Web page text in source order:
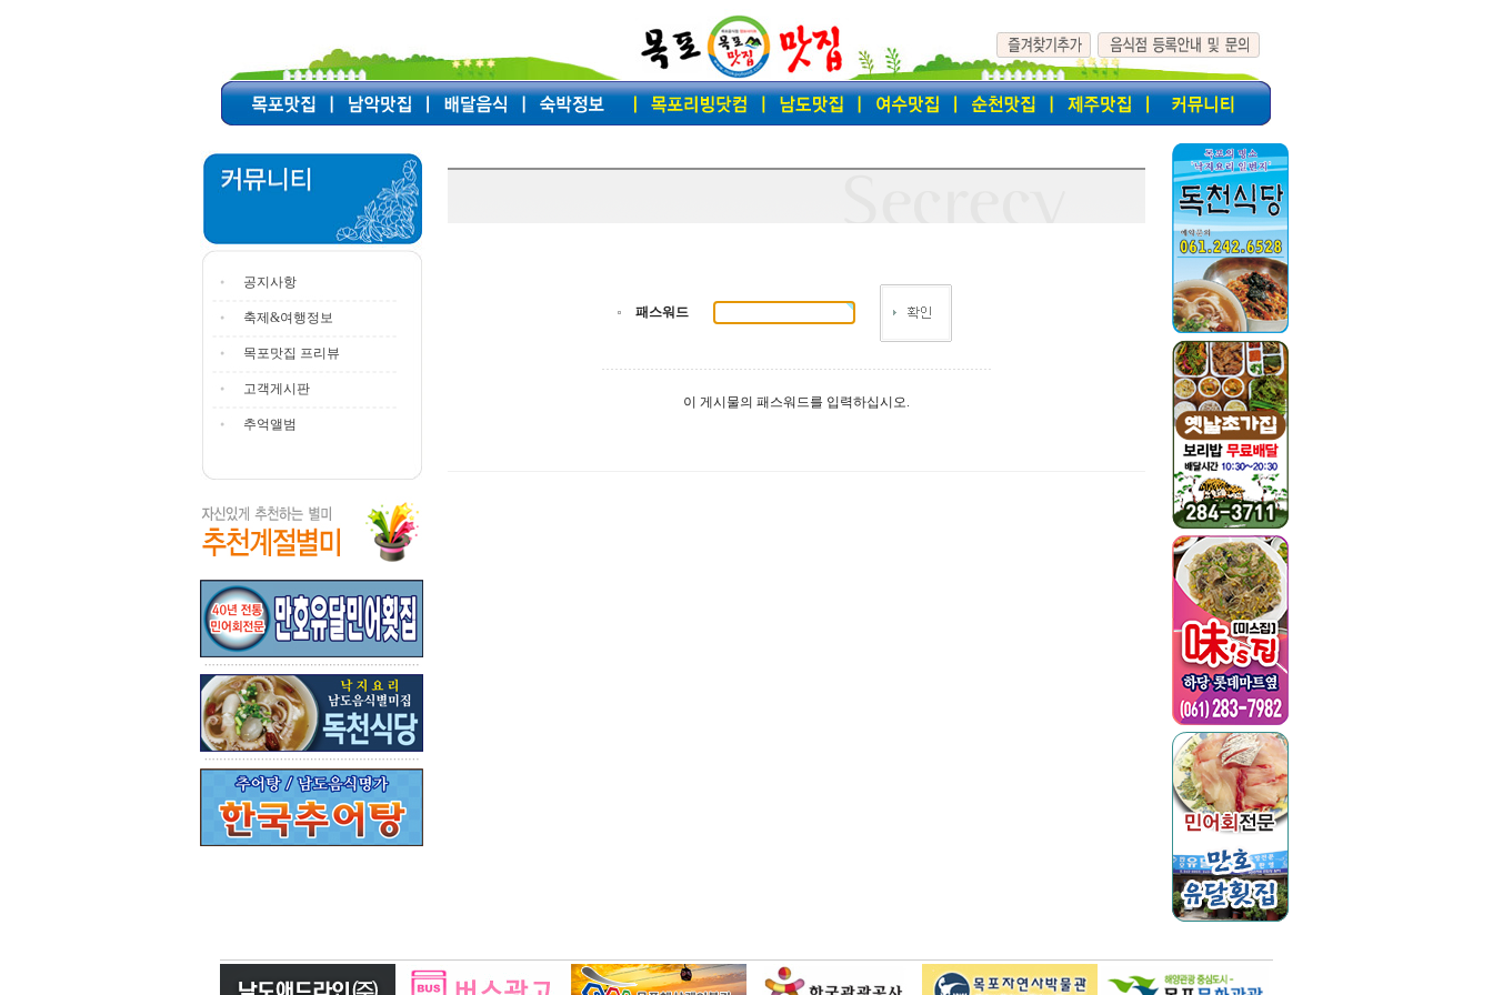
공지사항
축제&여행정보
목포맛집 프리뷰
고객게시판
추억앨범
패스워드
이 게시물의 패스워드를 입력하십시오.